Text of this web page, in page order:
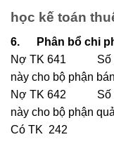
học kế toán
6. Phân bổ chi
Nợ TK 641 Số chi
này cho bộ phận
Nợ TK 642 Số chi
này cho bộ phận
Có TK 242